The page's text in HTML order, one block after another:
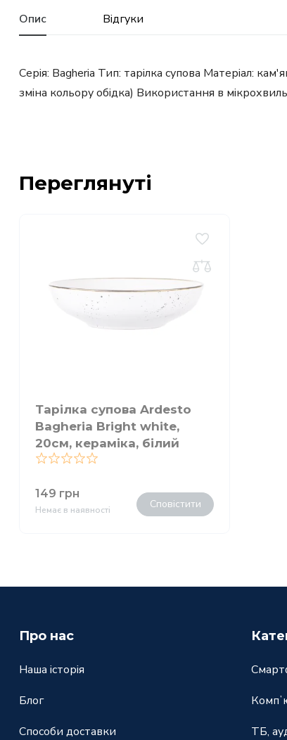
Опис Відгуки
Серія: Bagheria Тип: тарілка супова Матеріал:
зміна кольору обідка) Використання в
Переглянуті
Тарілка супова Ardesto
Bagheria Bright white,
20см, кераміка, білий
149 грн
Немає в наявності Сповістити
Про нас
Наша історія
Блог
Способи доставки
ТБ,